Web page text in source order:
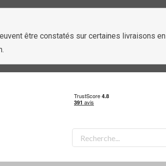
être constatés sur certaines livraisons